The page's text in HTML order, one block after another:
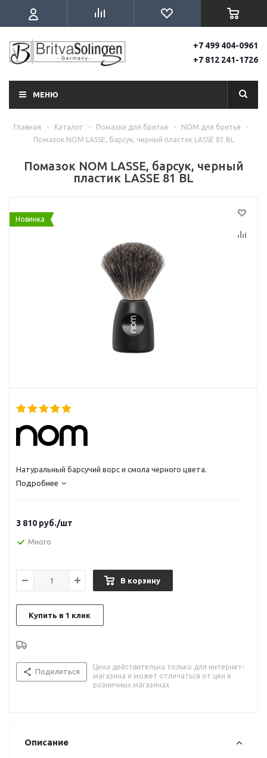
+7 499 404-0961
+7 812 241-1726
МЕНЮ
Главная - Каталог - Помазки для бритья - NOM для бритья
-
Помазок NOM LASSE, барсук, черный пластик LASSE 81 BL
Помазок NOM LASSE, барсук, черный
пластик LASSE 81 BL
Новинка
Натуральный барсучий ворс и смола черного цвета.
Подробнее
3 810 руб./шт
Много
В корзину
Купить в 1 клик
Поделиться
Цена действительна только для интернет-
магазина и может отличаться от цен в
розничных магазинах
Описание